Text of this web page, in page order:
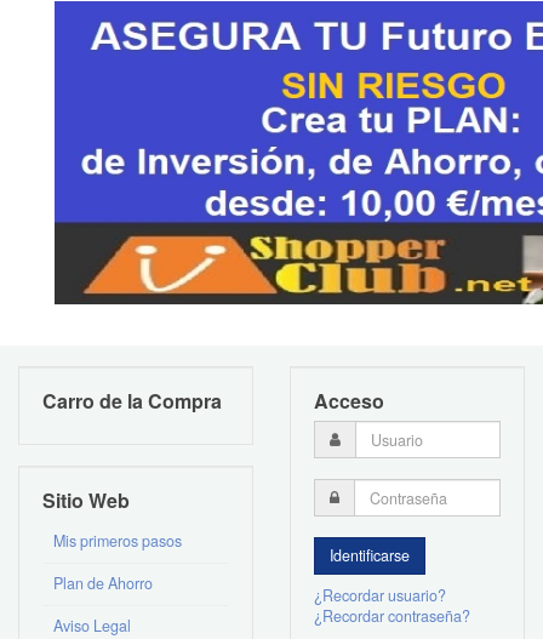
Carro de la Compra
Sitio Web
Mis primeros pasos
Plan de Ahorro
Aviso Legal
Acceso
¿Recordar usuario?
¿Recordar contraseña?